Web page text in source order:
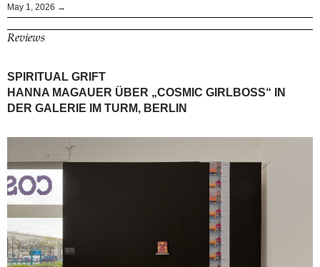
May 1, 2026 →
Reviews
SPIRITUAL GRIFT
HANNA MAGAUER ÜBER „COSMIC GIRLBOSS“ IN
DER GALERIE IM TURM, BERLIN